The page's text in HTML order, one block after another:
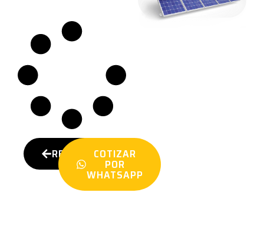
REGRESARCOTIZAR
POR
WHATSAPP